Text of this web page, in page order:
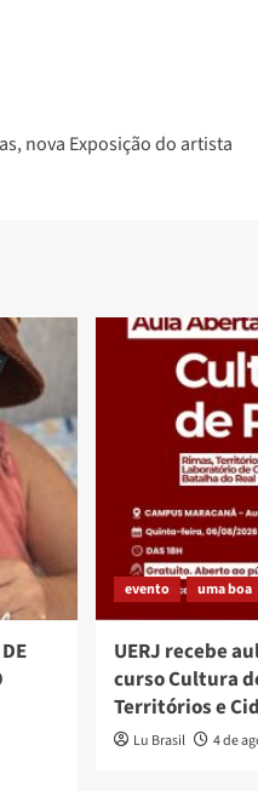
nova Exposição do artista
evento uma boa
UERJ recebe
curso Cultura
Territórios e
Lu Brasil 4 de